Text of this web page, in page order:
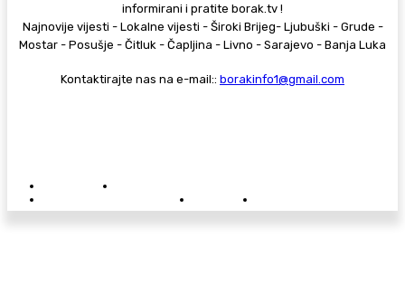
informirani i pratite borak.tv !
Najnovije vijesti - Lokalne vijesti - Široki Brijeg- Ljubuški - Grude -
Mostar - Posušje - Čitluk - Čapljina - Livno - Sarajevo - Banja Luka
Kontaktirajte nas na e-mail:: borakinfo1@gmail.com